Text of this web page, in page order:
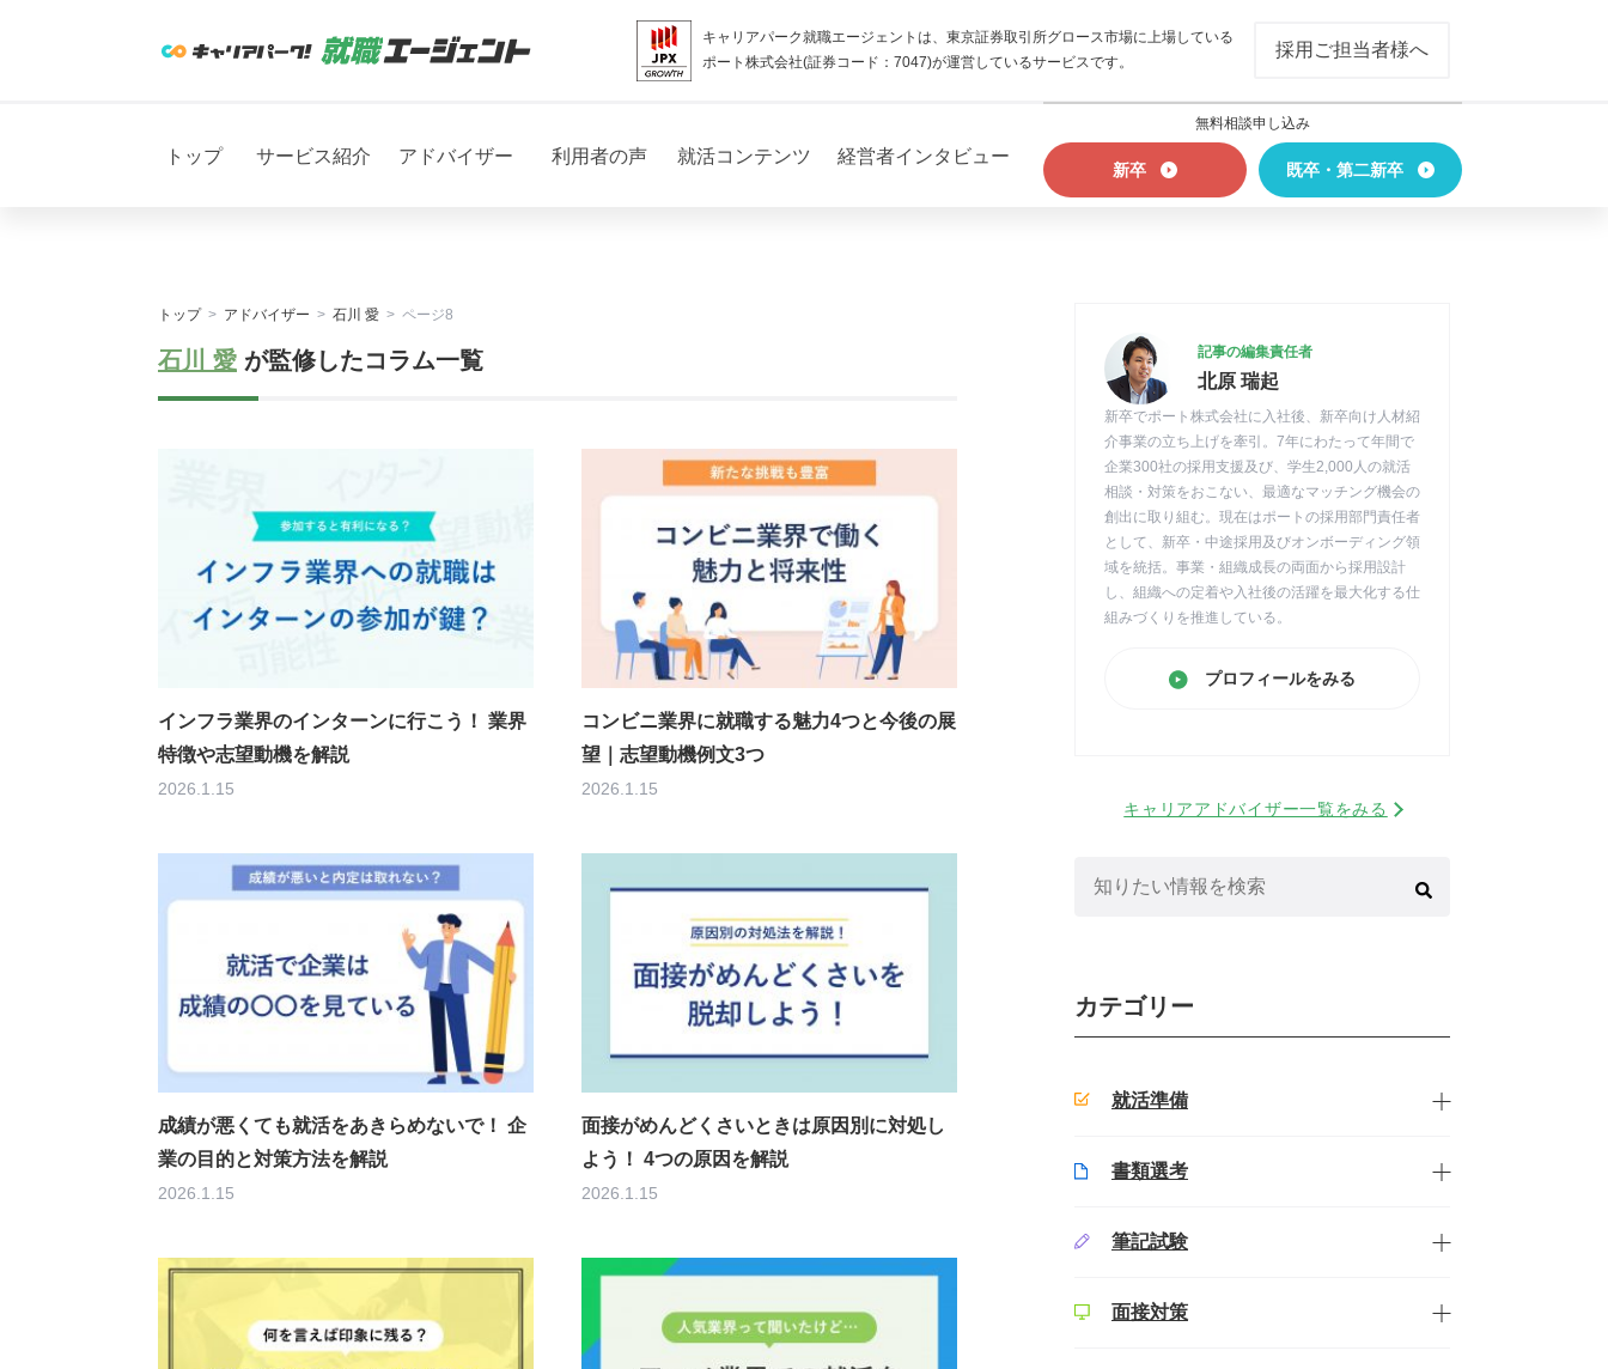
キャリアパーク就職エージェントは、東京証券取引所グロース市場に上場している
ポート株式会社(証券コード：7047)が運営しているサービスです。
採用ご担当者様へ
トップ サービス紹介 アドバイザー 利用者の声 就活コンテンツ 経営者インタビュー
無料相談申し込み
新卒 既卒・第二新卒
トップ アドバイザー 石川 愛 ページ8
石川 愛 が監修したコラム一覧
インフラ業界のインターンに行こう！ 業界
特徴や志望動機を解説
2026.1.15
コンビニ業界に就職する魅力4つと今後の展
望｜志望動機例文3つ
2026.1.15
成績が悪くても就活をあきらめないで！ 企
業の目的と対策方法を解説
2026.1.15
面接がめんどくさいときは原因別に対処し
よう！ 4つの原因を解説
2026.1.15
記事の編集責任者
北原 瑞起
新卒でポート株式会社に入社後、新卒向け人材紹
介事業の立ち上げを牽引。7年にわたって年間で
企業300社の採用支援及び、学生2,000人の就活
相談・対策をおこない、最適なマッチング機会の
創出に取り組む。現在はポートの採用部門責任者
として、新卒・中途採用及びオンボーディング領
域を統括。事業・組織成長の両面から採用設計
し、組織への定着や入社後の活躍を最大化する仕
組みづくりを推進している。
プロフィールをみる
キャリアアドバイザー一覧をみる
カテゴリー
就活準備
書類選考
筆記試験
面接対策